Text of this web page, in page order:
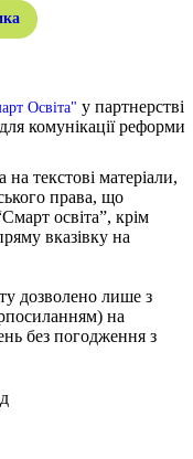
Освіта" у партнерстві
комунікації реформи
текстові матеріали,
права, що
освіта”, крім
вказівку на
дозволено лише з
на
без погодження з